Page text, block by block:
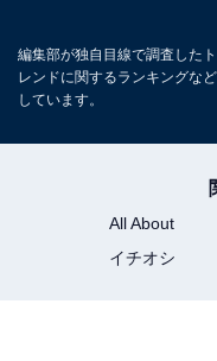
編集部が独自目線で調査した
レンドに関するランキングな
しています。
All About
イチオシ